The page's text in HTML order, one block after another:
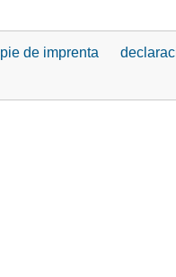
pie de imprenta